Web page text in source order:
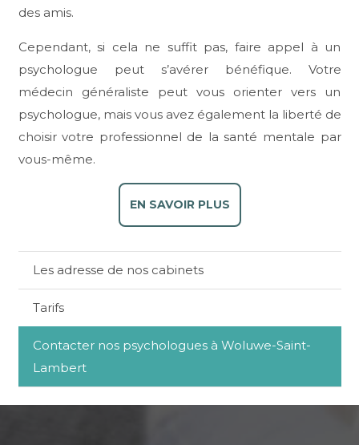
des amis.
Cependant, si cela ne suffit pas, faire appel à un
psychologue peut s’avérer bénéfique. Votre
médecin généraliste peut vous orienter vers un
psychologue, mais vous avez également la liberté de
choisir votre professionnel de la santé mentale par
vous-même.
EN SAVOIR PLUS
Les adresse de nos cabinets
Tarifs
Contacter nos psychologues à Woluwe-Saint-
Lambert